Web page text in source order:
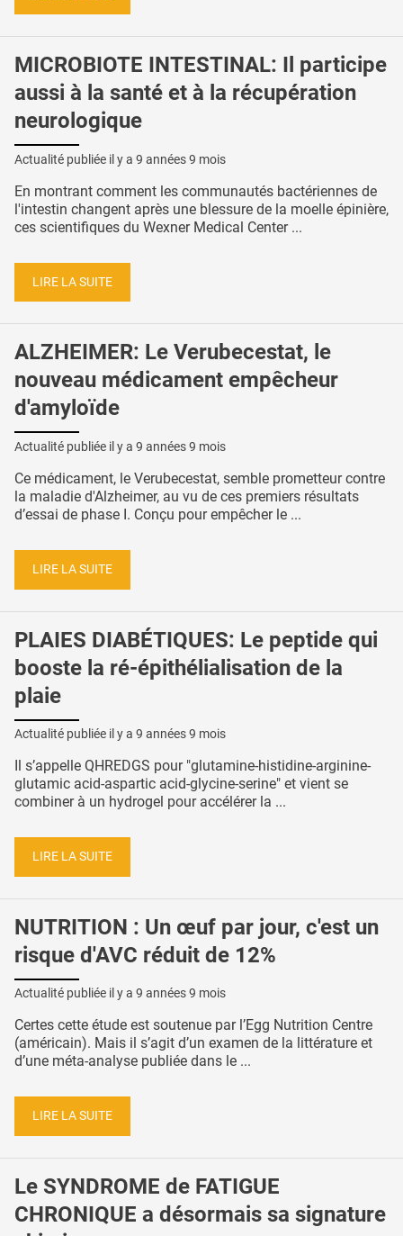
MICROBIOTE INTESTINAL: Il participe
aussi à la santé et à la récupération
neurologique
Actualité publiée il y a 9 années 9 mois
En montrant comment les communautés bactériennes de
l'intestin changent après une blessure de la moelle épinière,
ces scientifiques du Wexner Medical Center ...
LIRE LA SUITE
ALZHEIMER: Le Verubecestat, le
nouveau médicament empêcheur
d'amyloïde
Actualité publiée il y a 9 années 9 mois
Ce médicament, le Verubecestat, semble prometteur contre
la maladie d'Alzheimer, au vu de ces premiers résultats
d’essai de phase I. Conçu pour empêcher le ...
LIRE LA SUITE
PLAIES DIABÉTIQUES: Le peptide qui
booste la ré-épithélialisation de la
plaie
Actualité publiée il y a 9 années 9 mois
Il s’appelle QHREDGS pour "glutamine-histidine-arginine-
glutamic acid-aspartic acid-glycine-serine" et vient se
combiner à un hydrogel pour accélérer la ...
LIRE LA SUITE
NUTRITION : Un œuf par jour, c'est un
risque d'AVC réduit de 12%
Actualité publiée il y a 9 années 9 mois
Certes cette étude est soutenue par l’Egg Nutrition Centre
(américain). Mais il s’agit d’un examen de la littérature et
d’une méta-analyse publiée dans le ...
LIRE LA SUITE
Le SYNDROME de FATIGUE
CHRONIQUE a désormais sa signature